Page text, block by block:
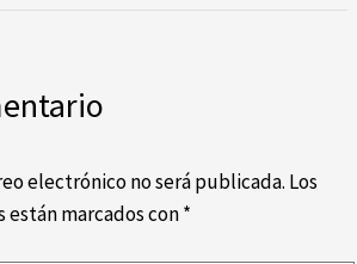
electrónico no será publicada. Los
marcados con*